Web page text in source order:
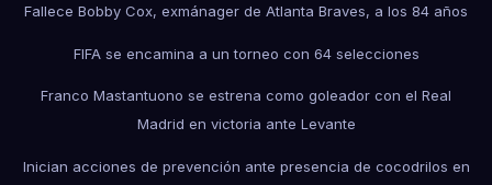
Fallece Bobby Cox, exmánager de Atlanta Braves, a los 84 años
FIFA se encamina a un torneo con 64 selecciones
Franco Mastantuono se estrena como goleador con el Real
Madrid en victoria ante Levante
Inician acciones de prevención ante presencia de cocodrilos en